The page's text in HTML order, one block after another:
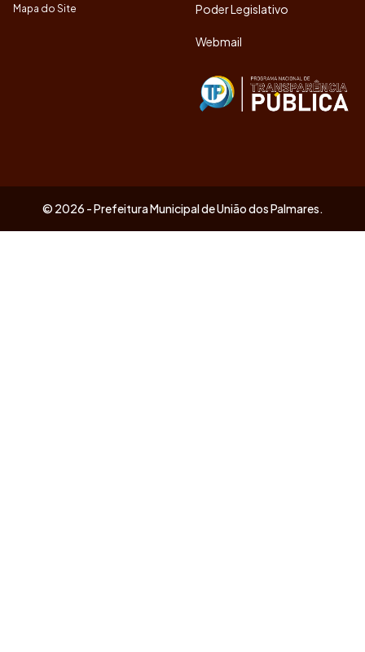
Mapa do Site Poder Legislativo
Webmail
© 2026 - Prefeitura Municipal de União dos Palmares.